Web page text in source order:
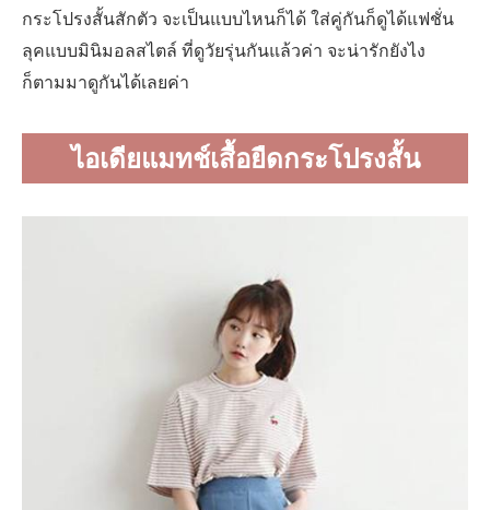
กระโปรงสั้นสักตัว จะเป็นแบบไหนก็ได้ ใส่คู่กันก็ดูได้แฟชั่น
ลุคแบบมินิมอลสไตล์ ที่ดูวัยรุ่นกันแล้วค่า จะน่ารักยังไง
ก็ตามมาดูกันได้เลยค่า
ไอเดียแมทช์เสื้อยืดกระโปรงสั้น